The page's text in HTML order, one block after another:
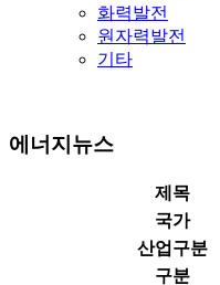
화력발전
원자력발전
기타
에너지뉴스
제목
국가
산업구분
구분